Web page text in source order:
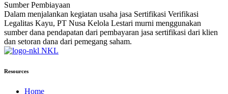
Sumber Pembiayaan
Dalam menjalankan kegiatan usaha jasa Sertifikasi Verifikasi
Legalitas Kayu, PT Nusa Kelola Lestari murni menggunakan
sumber dana pendapatan dari pembayaran jasa sertifikasi dari klien
dan setoran dana dari pemegang saham.
NKL
Resources
Home